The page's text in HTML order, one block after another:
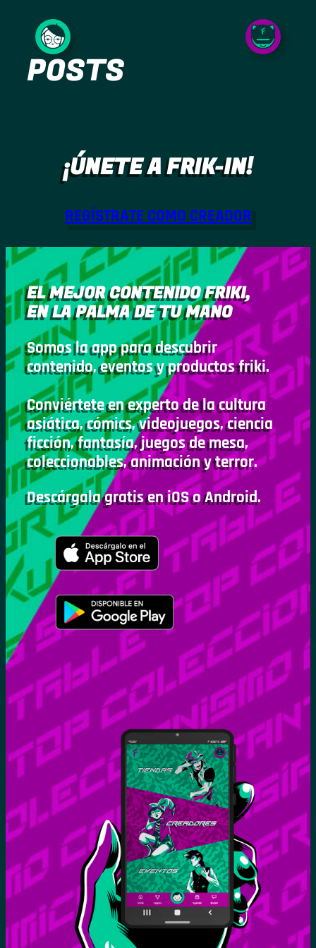
contenido
POSTS
¡ÚNETE A FRIK-IN!
REGÍSTRATE COMO CREADOR
EL MEJOR CONTENIDO FRIKI,
EN LA PALMA DE TU MANO
Somos la app para descubrir
contenido, eventos y productos friki.
Conviértete en experto de la cultura
asiática, cómics, videojuegos, ciencia
ficción, fantasía, juegos de mesa,
coleccionables, animación y terror.
Descárgala gratis en iOS o Android.